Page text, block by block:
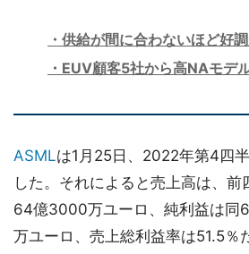
供給が間に合わないほど好
EUV顧客5社から高NAモデ
ASMLは1月25日、2022年第4四
した。それによると売上高は、前
64億3000万ユーロ、純利益は同
万ユーロ、売上総利益率は51.5％